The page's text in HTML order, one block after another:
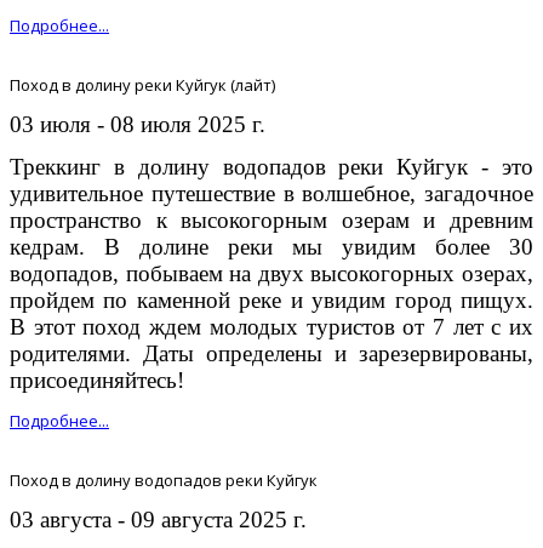
Подробнее...
Поход в долину реки Куйгук (лайт)
03 июля - 08 июля 2025 г.
Треккинг в долину водопадов реки Куйгук - это
удивительное путешествие в волшебное, загадочное
пространство к высокогорным озерам и древним
кедрам. В долине реки мы увидим более 30
водопадов, побываем на двух высокогорных озерах,
пройдем по каменной реке и увидим город пищух.
В этот поход ждем молодых туристов от 7 лет с их
родителями. Даты определены и зарезервированы,
присоединяйтесь!
Подробнее...
Поход в долину водопадов реки Куйгук
03 августа - 09 августа 2025 г.